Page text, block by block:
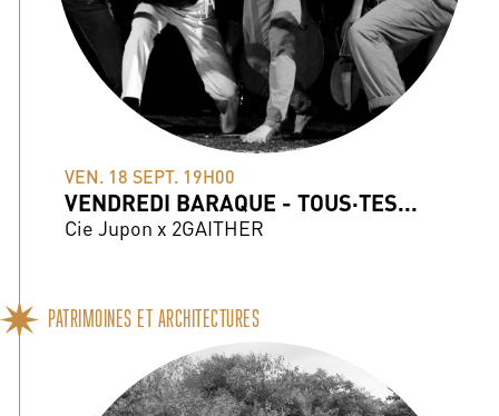
VEN. 18 SEPT. 19H00
VENDREDI BARAQUE - TOUS·TES...
Cie Jupon x 2GAITHER
PATRIMOINES ET ARCHITECTURES